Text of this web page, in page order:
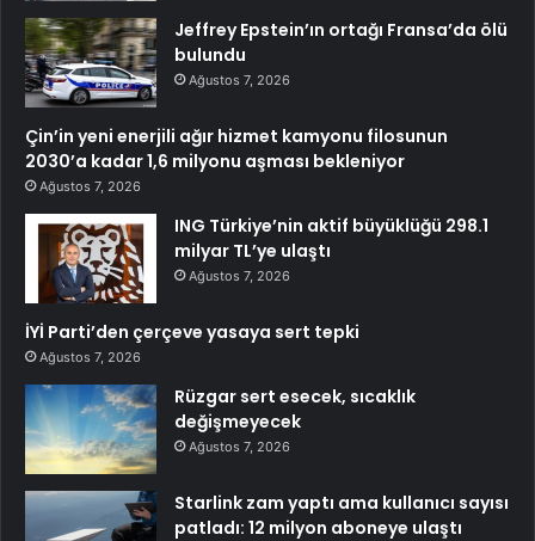
Jeffrey Epstein’ın ortağı Fransa’da ölü
bulundu
Ağustos 7, 2026
Çin’in yeni enerjili ağır hizmet kamyonu filosunun
2030’a kadar 1,6 milyonu aşması bekleniyor
Ağustos 7, 2026
ING Türkiye’nin aktif büyüklüğü 298.1
milyar TL’ye ulaştı
Ağustos 7, 2026
İYİ Parti’den çerçeve yasaya sert tepki
Ağustos 7, 2026
Rüzgar sert esecek, sıcaklık
değişmeyecek
Ağustos 7, 2026
Starlink zam yaptı ama kullanıcı sayısı
patladı: 12 milyon aboneye ulaştı